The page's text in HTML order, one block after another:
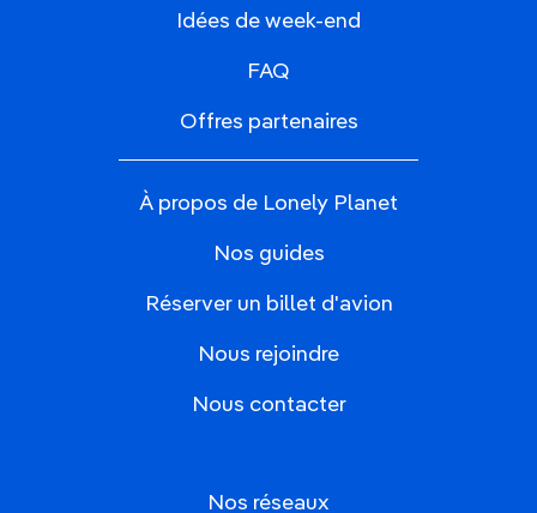
Idées de week-end
FAQ
Offres partenaires
À propos de Lonely Planet
Nos guides
Réserver un billet d'avion
Nous rejoindre
Nous contacter
Nos réseaux